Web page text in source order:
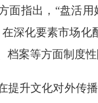
面指出，“盘活
深化要素市场
案等方面制度性
提升文化对外传